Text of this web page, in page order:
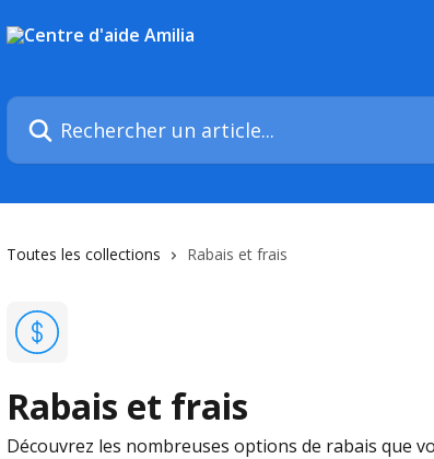
Rechercher un article...
Toutes les collections Rabais et frais
Rabais et frais
Découvrez les nombreuses options de rabais que